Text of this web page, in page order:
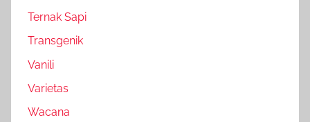
Ternak Sapi
Transgenik
Vanili
Varietas
Wacana